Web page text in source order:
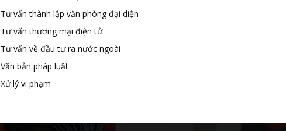
Tư vấn thành lập văn phòng đại diện
Tư vấn thương mại điện tử
Tư vấn về đầu tư ra nước ngoài
Văn bản pháp luật
Xử lý vi phạm